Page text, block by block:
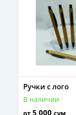
Ручки с лого
В наличии
от 5 000 сум